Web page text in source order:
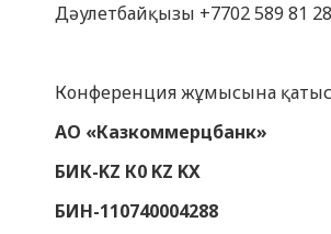
Дәулетбайқызы +7702 589 81
Конференция жұмысына
АО «Казкоммерцбанк»
БИК-KZ К0 KZ KX
БИН-110740004288